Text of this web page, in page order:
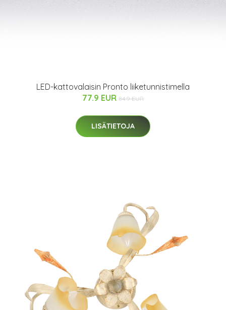
LED-kattovalaisin Pronto liiketunnistimella
77.9 EUR 84.9 EUR
LISÄTIETOJA